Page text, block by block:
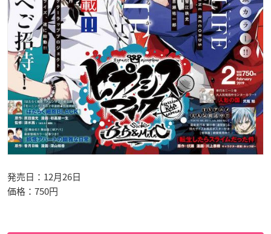
発売日：12月26日
価格：750円